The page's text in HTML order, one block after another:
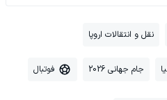
نقل و انتقالات اروپا
جام جهانی 2026 فوتبال